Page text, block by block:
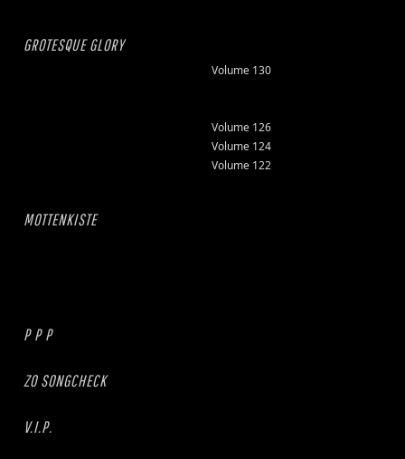
GROTESQUE GLORY
Volume 130
Volume 126
Volume 124
Volume 122
MOTTENKISTE
P P P
ZO SONGCHECK
V.I.P.